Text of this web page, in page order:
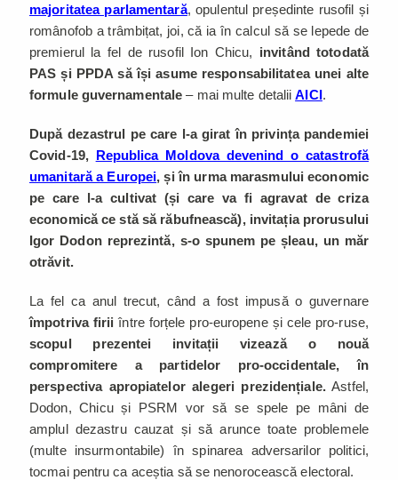
majoritatea parlamentară, opulentul președinte rusofil și
românofob a trâmbițat, joi, că ia în calcul să se lepede de
premierul la fel de rusofil Ion Chicu, invitând totodată
PAS și PPDA să își asume responsabilitatea unei alte
formule guvernamentale – mai multe detaliiAICI.
După dezastrul pe care l-a girat în privința pandemiei
Covid-19, Republica Moldova devenind o catastrofă
umanitară a Europei, și în urma marasmului economic
pe care l-a cultivat (și care va fi agravat de criza
economică ce stă să răbufnească), invitația prorusului
Igor Dodon reprezintă, s-o spunem pe șleau, un măr
otrăvit.
La fel ca anul trecut, când a fost impusă o guvernare
împotriva firii între forțele pro-europene și cele pro-ruse,
scopul prezentei invitații vizează o nouă
compromitere a partidelor pro-occidentale, în
perspectiva apropiatelor alegeri prezidențiale.Astfel,
Dodon, Chicu și PSRM vor să se spele pe mâni de
amplul dezastru cauzat și să arunce toate problemele
(multe insurmontabile) în spinarea adversarilor politici,
tocmai pentru ca aceștia să se nenorocească electoral.